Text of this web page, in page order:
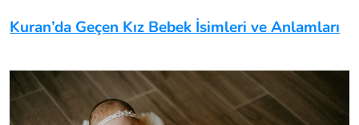
Kuran’da Geçen Kız Bebek İsimleri ve Anlamları